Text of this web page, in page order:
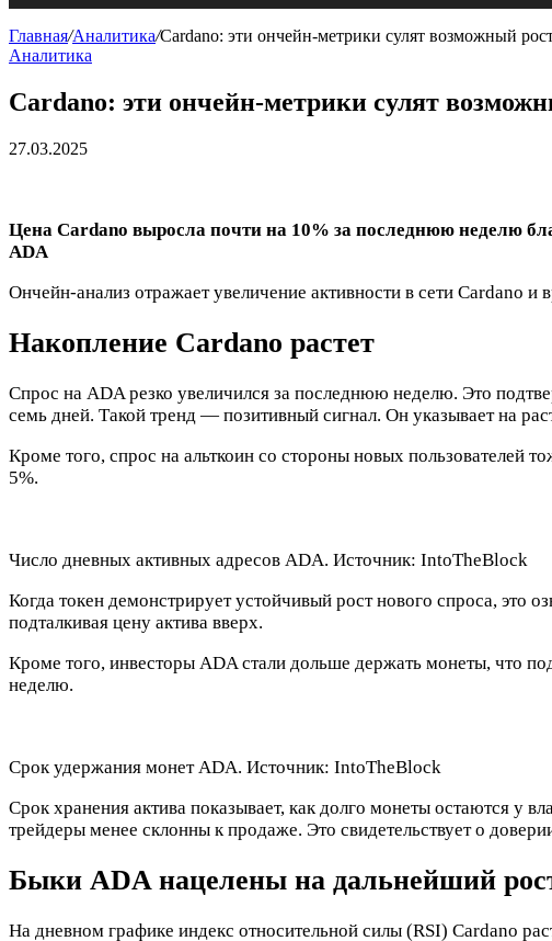
Главная/Аналитика/Cardano: эти ончейн-метрики сулят возможный
Аналитика
Cardano: эти ончейн-метрики сулят
27.03.2025
Цена Cardano выросла почти на 10% за последнюю неделю
ADA
Ончейн-анализ отражает увеличение активности в сети Cardano
Накопление Cardano растет
Спрос на ADA резко увеличился за последнюю неделю. Это
семь дней. Такой тренд — позитивный сигнал. Он указывает на
Кроме того, спрос на альткоин со стороны новых пользователей
5%.
Число дневных активных адресов ADA. Источник: IntoTheBlock
Когда токен демонстрирует устойчивый рост нового спроса, это
подталкивая цену актива вверх.
Кроме того, инвесторы ADA стали дольше держать монеты, что
неделю.
Срок удержания монет ADA. Источник: IntoTheBlock
Срок хранения актива показывает, как долго монеты остаются у
трейдеры менее склонны к продаже. Это свидетельствует о
Быки ADA нацелены на дальнейший
На дневном графике индекс относительной силы (RSI) Cardano